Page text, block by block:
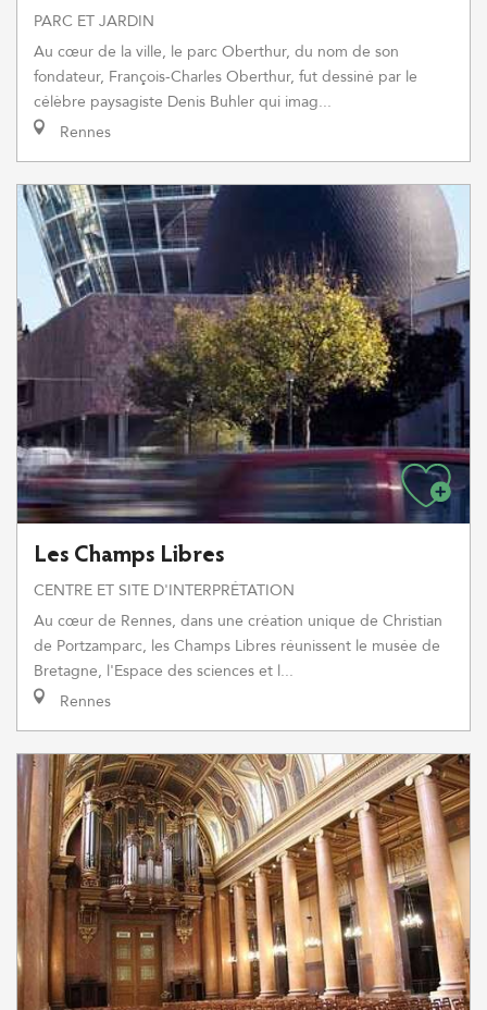
PARC ET JARDIN
Au cœur de la ville, le parc Oberthur, du nom de son
fondateur, François-Charles Oberthur, fut dessiné par le
célèbre paysagiste Denis Buhler qui imag...
Rennes
Les Champs Libres
CENTRE ET SITE D'INTERPRÉTATION
Au cœur de Rennes, dans une création unique de Christian
de Portzamparc, les Champs Libres réunissent le musée de
Bretagne, l'Espace des sciences et l...
Rennes